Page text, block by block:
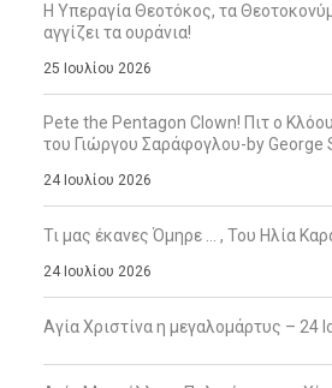
Η Υπεραγία Θεοτόκος, τα
αγγίζει τα ουράνια!
25 Ιουλίου 2026
Pete the Pentagon Clown! Πιτ ο
του Γιώργου Σαράφογλου-by George
24 Ιουλίου 2026
Τι μας έκανες Όμηρε … , Του Ηλία
24 Ιουλίου 2026
Αγία Χριστίνα η μεγαλομάρτυς – 24